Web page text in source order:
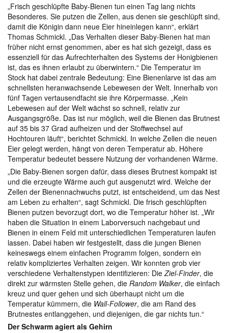
„Frisch geschlüpfte Baby-Bienen tun einen Tag lang nichts
Besonderes. Sie putzen die Zellen, aus denen sie geschlüpft sind,
damit die Königin dann neue Eier hineinlegen kann“, erklärt
Thomas Schmickl. „Das Verhalten dieser Baby-Bienen hat man
früher nicht ernst genommen, aber es hat sich gezeigt, dass es
essenziell für das Aufrechterhalten des Systems der Honigbienen
ist, das es ihnen erlaubt zu überwintern.“ Die Temperatur im
Stock hat dabei zentrale Bedeutung: Eine Bienenlarve ist das am
schnellsten heranwachsende Lebewesen der Welt. Innerhalb von
fünf Tagen vertausendfacht sie ihre Körpermasse. „Kein
Lebewesen auf der Welt wächst so schnell, relativ zur
Ausgangsgröße. Das ist nur möglich, weil die Bienen das Brutnest
auf 35 bis 37 Grad aufheizen und der Stoffwechsel auf
Hochtouren läuft“, berichtet Schmickl. In welche Zellen die neuen
Eier gelegt werden, hängt von deren Temperatur ab. Höhere
Temperatur bedeutet bessere Nutzung der vorhandenen Wärme.
„Die Baby-Bienen sorgen dafür, dass dieses Brutnest kompakt ist
und die erzeugte Wärme auch gut ausgenutzt wird. Welche der
Zellen der Bienennachwuchs putzt, ist entscheidend, um das Nest
am Leben zu erhalten“, sagt Schmickl. Die frisch geschlüpften
Bienen putzen bevorzugt dort, wo die Temperatur höher ist. „Wir
haben die Situation in einem Laborversuch nachgebaut und
Bienen in einem Feld mit unterschiedlichen Temperaturen laufen
lassen. Dabei haben wir festgestellt, dass die jungen Bienen
keineswegs einem einfachen Programm folgen, sondern ein
relativ kompliziertes Verhalten zeigen. Wir konnten grob vier
verschiedene Verhaltenstypen identifizieren: Die Ziel-Finder, die
direkt zur wärmsten Stelle gehen, die Random Walker, die einfach
kreuz und quer gehen und sich überhaupt nicht um die
Temperatur kümmern, die Wall-Follower, die am Rand des
Brutnestes entlanggehen, und diejenigen, die gar nichts tun.“
Der Schwarm agiert als Gehirn